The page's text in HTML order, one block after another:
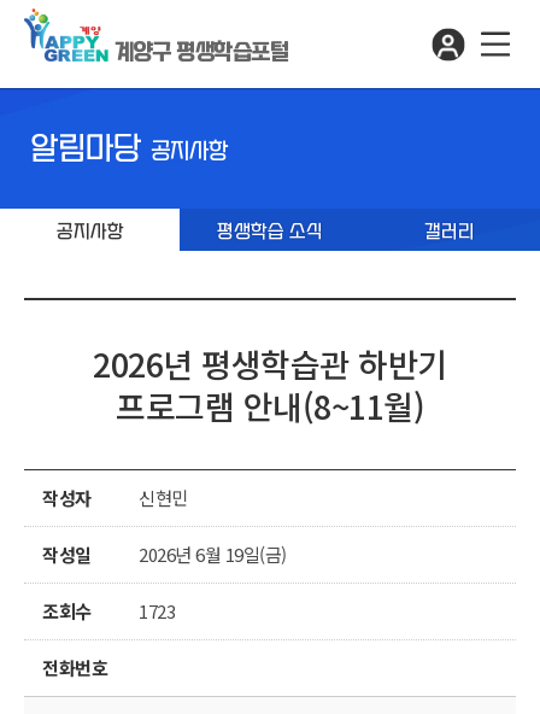
계양구 평생학습포털
알림마당 공지사항
공지사항 평생학습 소식 갤러리
2026년 평생학습관 하반기
프로그램 안내(8~11월)
작성자 신현민
작성일 2026년 6월 19일(금)
조회수 1723
전화번호